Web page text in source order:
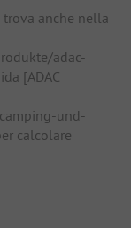
anche nella
adac-
[ADAC
und-
calcolare